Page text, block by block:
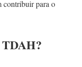
contribuir para o